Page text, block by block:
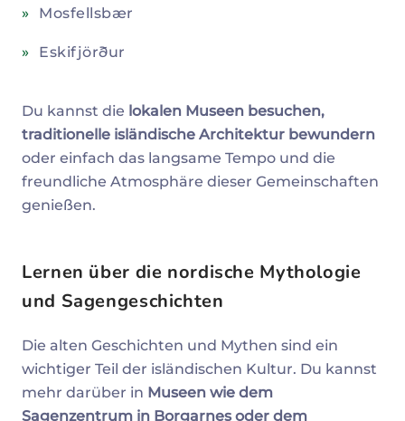
Mosfellsbær
Eskifjörður
Du kannst die lokalen Museen besuchen,
traditionelle isländische Architektur bewundern
oder einfach das langsame Tempo und die
freundliche Atmosphäre dieser Gemeinschaften
genießen.
Lernen über die nordische Mythologie
und Sagengeschichten
Die alten Geschichten und Mythen sind ein
wichtiger Teil der isländischen Kultur. Du kannst
mehr darüber in Museen wie dem
Sagenzentrum in Borgarnes oder dem